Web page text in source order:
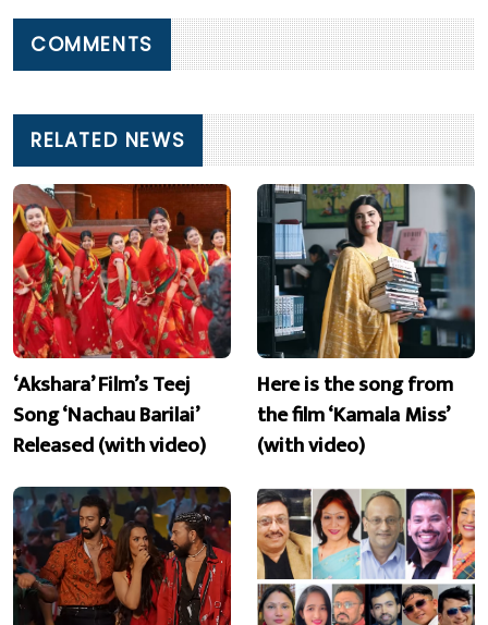
COMMENTS
RELATED NEWS
‘Akshara’ Film’s Teej
Song ‘Nachau Barilai’
Released (with video)
Here is the song from
the film ‘Kamala Miss’
(with video)